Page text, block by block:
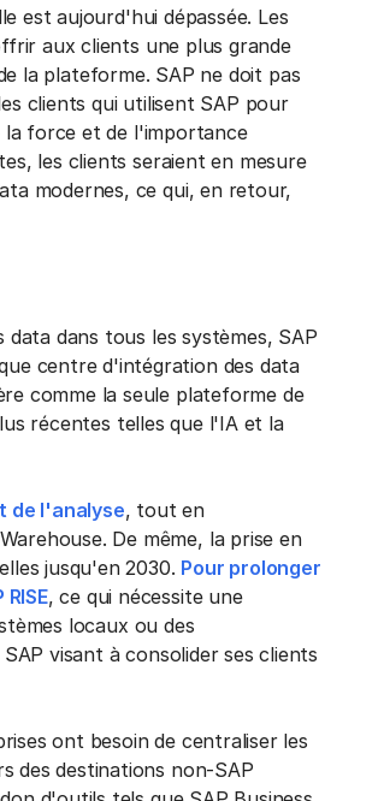
est aujourd'hui dépassée. Les
aux clients une plus grande
la plateforme. SAP ne doit pas
clients qui utilisent SAP pour
la force et de l'importance
les clients seraient en mesure
modernes, ce qui, en retour,
dans tous les systèmes, SAP
centre d'intégration des data
comme la seule plateforme de
récentes telles que l'IA et la
de l'analyse, tout en
De même, la prise en
jusqu'en 2030. Pour prolonger
, ce qui nécessite une
locaux ou des
visant à consolider ses clients
ont besoin de centraliser les
des destinations non-SAP